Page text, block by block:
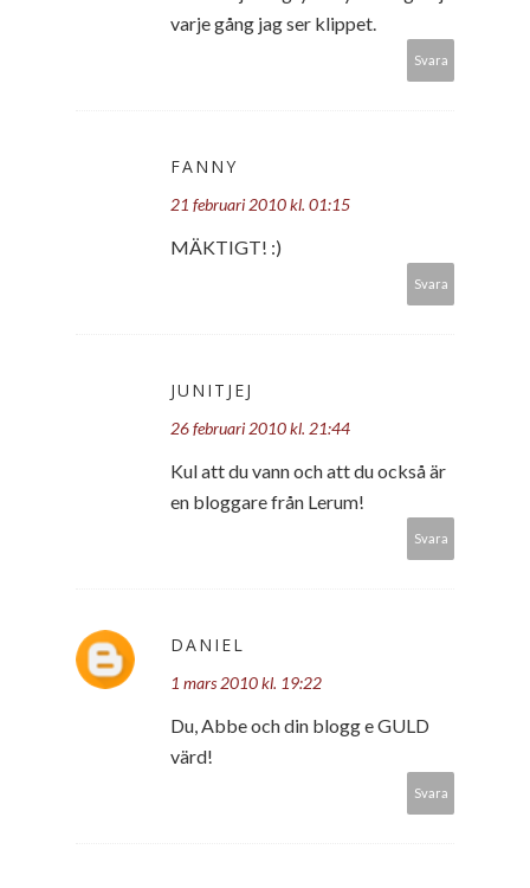
varje gång jag ser klippet.
Svara
FANNY
21 februari 2010 kl. 01:15
MÄKTIGT! :)
Svara
JUNITJEJ
26 februari 2010 kl. 21:44
Kul att du vann och att du också är
en bloggare från Lerum!
Svara
DANIEL
1 mars 2010 kl. 19:22
Du, Abbe och din blogg e GULD
värd!
Svara